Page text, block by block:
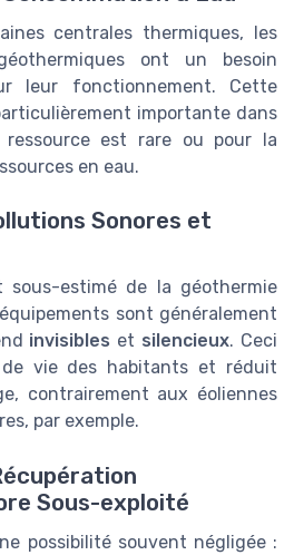
centrales thermiques, les
ont un besoin
leur fonctionnement. Cette
importante dans
est rare ou pour la
en eau.
Sonores et
sous-estimé de la géothermie
sont généralement
invisibles et silencieux. Ceci
vie des habitants et réduit
contrairement aux éoliennes
par exemple.
Sous-exploité
possibilité souvent négligée :